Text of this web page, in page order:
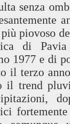
senza
piovoso
di
1977 e di
il terzo
il trend